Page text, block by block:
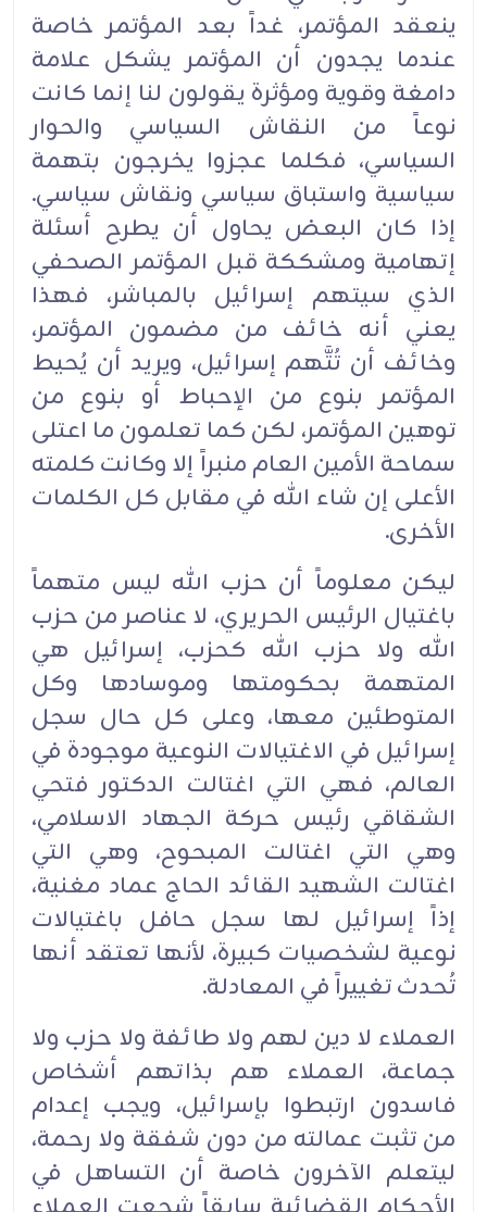
ينعقد المؤتمر، غداً بعد المؤتمر خاصة
عندما يجدون أن المؤتمر يشكل علامة
دامغة وقوية ومؤثرة يقولون لنا إنما كانت
نوعاً من النقاش السياسي والحوار
السياسي، فكلما عجزوا يخرجون بتهمة
سياسية واستباق سياسي ونقاش سياسي.
إذا كان البعض يحاول أن يطرح أسئلة
إتهامية ومشككة قبل المؤتمر الصحفي
الذي سيتهم إسرائيل بالمباشر، فهذا
يعني أنه خائف من مضمون المؤتمر،
وخائف أن تُتَّهم إسرائيل، ويريد أن يُحيط
المؤتمر بنوع من الإحباط أو بنوع من
توهين المؤتمر، لكن كما تعلمون ما اعتلى
سماحة الأمين العام منبراً إلا وكانت كلمته
الأعلى إن شاء الله في مقابل كل الكلمات
الأخرى.
ليكن معلوماً أن حزب الله ليس متهماً
باغتيال الرئيس الحريري، لا عناصر من حزب
الله ولا حزب الله كحزب، إسرائيل هي
المتهمة بحكومتها وموسادها وكل
المتوطئين معها، وعلى كل حال سجل
إسرائيل في الاغتيالات النوعية موجودة في
العالم، فهي التي اغتالت الدكتور فتحي
الشقاقي رئيس حركة الجهاد الاسلامي،
وهي التي اغتالت المبحوح، وهي التي
اغتالت الشهيد القائد الحاج عماد مغنية،
إذاً إسرائيل لها سجل حافل باغتيالات
نوعية لشخصيات كبيرة، لأنها تعتقد أنها
تُحدث تغييراً في المعادلة.
العملاء لا دين لهم ولا طائفة ولا حزب ولا
جماعة، العملاء هم بذاتهم أشخاص
فاسدون ارتبطوا بإسرائيل، ويجب إعدام
من تثبت عمالته من دون شفقة ولا رحمة،
ليتعلم الآخرون خاصة أن التساهل في